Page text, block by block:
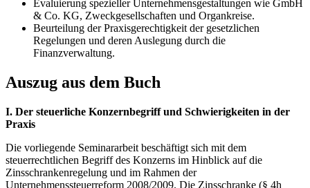
Evaluierung spezieller Unternehmensgestaltungen wie GmbH
& Co. KG, Zweckgesellschaften und Organkreise.
Beurteilung der Praxisgerechtigkeit der gesetzlichen
Regelungen und deren Auslegung durch die
Finanzverwaltung.
Auszug aus dem Buch
I. Der steuerliche Konzernbegriff und Schwierigkeiten in der
Praxis
Die vorliegende Seminararbeit beschäftigt sich mit dem
steuerrechtlichen Begriff des Konzerns im Hinblick auf die
Zinsschrankenregelung und im Rahmen der
Unternehmenssteuerreform 2008/2009. Die Zinsschranke (§ 4h